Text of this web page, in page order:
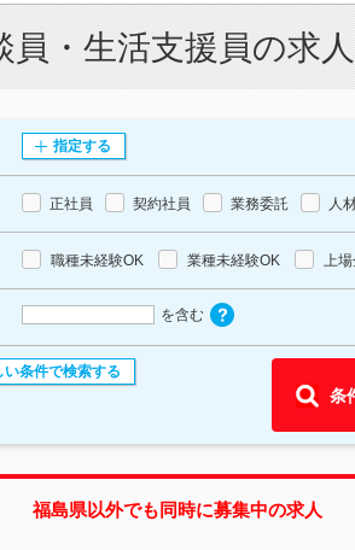
員・生活支援員の求
指定する
正社員 契約社員 業務委託 人
職種未経験OK 業種未経験OK 上
を含む
い条件で検索する
条
福島県以外でも同時に募集中の求人